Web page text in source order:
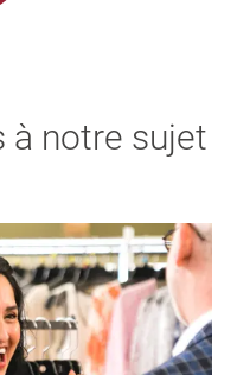
à notre sujet